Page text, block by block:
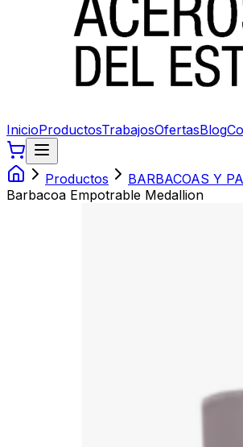
InicioProductosTrabajosOfertasBlog
Productos
BARBACOAS Y
Barbacoa Empotrable Medallion